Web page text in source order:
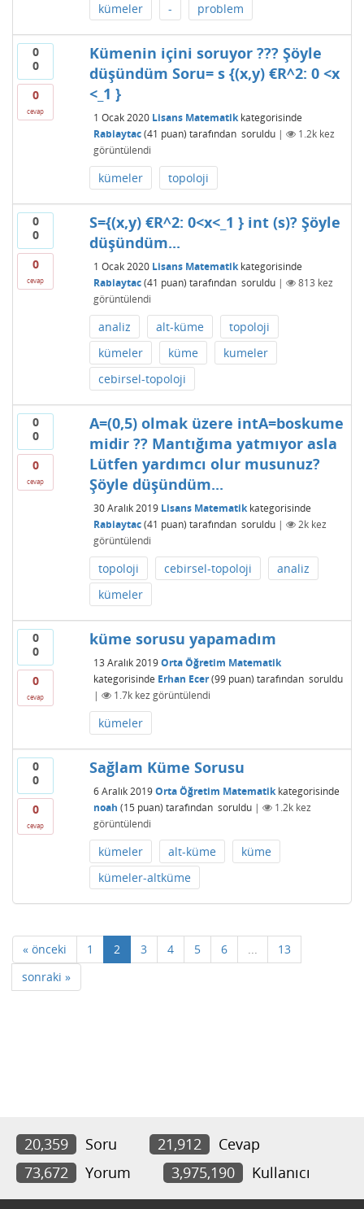
kümeler - problem
0
0
0
cevap
Kümenin içini soruyor ??? Şöyle
düşündüm Soru= s {(x,y) €R^2: 0 <x
<_1 }
1 Ocak 2020 Lisans Matematikkategorisinde
Rabiaytac (41 puan) tarafından soruldu | 1.2kkez
görüntülendi
kümeler topoloji
0
0
0
cevap
S={(x,y) €R^2: 0<x<_1 } int (s)? Şöyle
düşündüm...
1 Ocak 2020 Lisans Matematikkategorisinde
Rabiaytac (41 puan) tarafından soruldu | 813 kez
görüntülendi
analiz alt-küme
topoloji
kümeler
küme
kumeler
cebirsel-topoloji
0
0
0
cevap
A=(0,5) olmak üzere intA=boskume
midir ?? Mantığıma yatmıyor asla
Lütfen yardımcı olur musunuz?
Şöyle düşündüm...
30 Aralık 2019 Lisans Matematikkategorisinde
Rabiaytac (41 puan) tarafından soruldu | 2kkez
görüntülendi
topoloji cebirsel-topoloji
analiz
kümeler
0
0
0
cevap
küme sorusu yapamadım
13 Aralık 2019 Orta Öğretim Matematik
kategorisinde Erhan Ecer (99puan) tarafından soruldu
|
1.7kkez görüntülendi
kümeler
0
0
0
cevap
Sağlam Küme Sorusu
6 Aralık 2019 Orta Öğretim Matematikkategorisinde
noah (15 puan) tarafından soruldu | 1.2kkez
görüntülendi
kümeler alt-küme
küme
kümeler-altküme
« önceki 1 2 3 4 5 6 ...
13
sonraki »
20,359 Soru 21,912
Cevap
73,672
Yorum 3,975,190 Kullanıcı